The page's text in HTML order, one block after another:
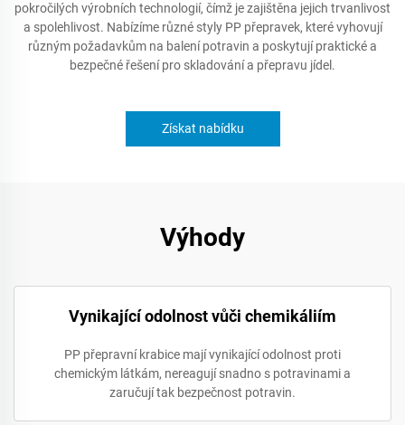
pokročilých výrobních technologií, čímž je zajištěna jejich trvanlivost
a spolehlivost. Nabízíme různé styly PP přepravek, které vyhovují
různým požadavkům na balení potravin a poskytují praktické a
bezpečné řešení pro skladování a přepravu jídel.
Získat nabídku
Výhody
Vynikající odolnost vůči chemikáliím
PP přepravní krabice mají vynikající odolnost proti
chemickým látkám, nereagují snadno s potravinami a
zaručují tak bezpečnost potravin.